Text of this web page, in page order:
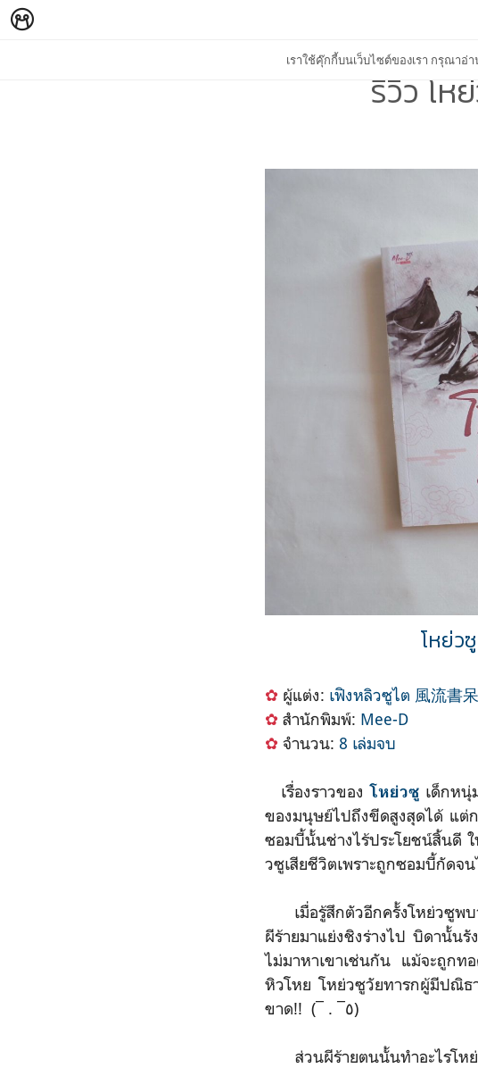
เราใช้คุ๊กกี้บนเว็บไซต์ของเรา กรุณาอ่
รีวิว โห
โหย่ว
✿ ผู้แต่ง: เฟิงหลิวซูไต 風流書呆
✿ สำนักพิมพ์: Mee-D
✿ จำนวน: 8 เล่มจบ
เรื่องราวของโหย่วซู เด็กหนุ่
ของมนุษย์ไปถึงขีดสูงสุดได้ แต่
ซอมบี้นั้นช่างไร้ประโยชน์สิ้นดี ใ
วซูเสียชีวิตเพราะถูกซอมบี้กัดจ
เมื่อรู้สึกตัวอีกครั้งโหย่วซูพบ
ผีร้ายมาแย่งชิงร่างไป บิดานั้น
ไม่มาหาเขาเช่นกัน แม้จะถูกท
หิวโหย โหย่วซูวัยทารกผู้มีปณิธ
ขาด!! (¯ . ¯٥)
ส่วนผีร้ายตนนั้นทำอะไรโหย่